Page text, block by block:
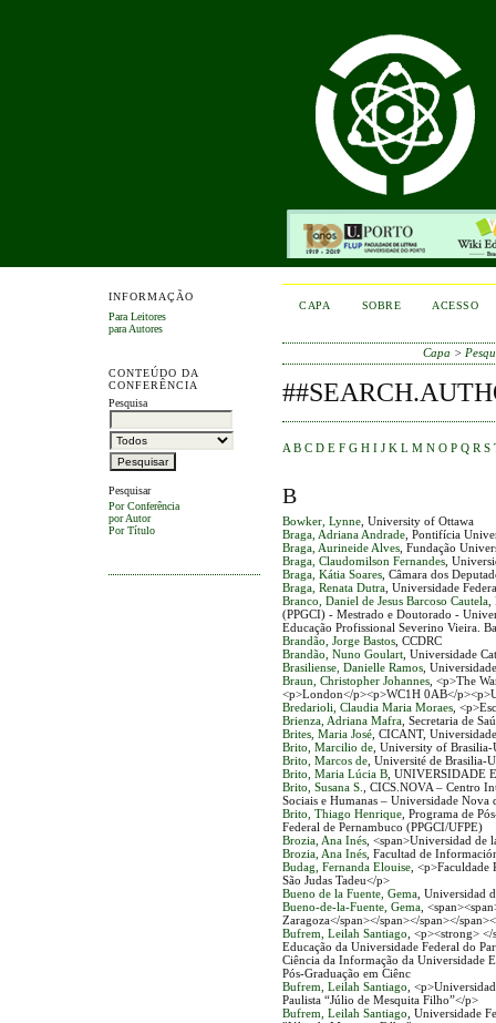
INFORMAÇÃO
Para Leitores
para Autores
CONTEÚDO DA
CONFERÊNCIA
Pesquisa
Pesquisar
Por Conferência
por Autor
Por Título
CAPA SOBRE
ACESSO
Capa >
A B C D E F G H I J K L M N O P Q R S
B
Bowker, Lynne, University of Ottawa
Braga, Adriana Andrade, Pontifícia
Braga, Aurineide Alves, Fundação
Braga, Claudomilson Fernandes,
Braga, Kátia Soares, Câmara dos
Braga, Renata Dutra, Universidade
Branco, Daniel de Jesus Barcoso Cautela,
(PPGCI) - Mestrado e Doutorado -
Educação Profissional Severino Vieira.
Brandão, Jorge Bastos, CCDRC
Brandão, Nuno Goulart, Universidade
Brasiliense, Danielle Ramos,
Braun, Christopher Johannes, <p>The
<p>London</p><p>WC1H 0AB</
Bredarioli, Claudia Maria Moraes,
Brienza, Adriana Mafra, Secretaria de
Brites, Maria José, CICANT,
Brito, Marcilio de, University of Brasilia-
Brito, Marcos de, Université de Brasilia-
Brito, Maria Lúcia B, UNIVERSIDADE
Brito, Susana S.
, CICS.NOVA – Centro
Sociais e Humanas – Universidade Nova
Brito, Thiago Henrique, Programa de
Federal de Pernambuco (PPGCI/UFPE)
Brozia, Ana Inés, <span>Universidad de
Brozia, Ana Inés, Facultad de
Budag, Fernanda Elouise, <p>Faculdade
São Judas Tadeu</p>
Bueno de la Fuente, Gema, Universidad
Bueno-de-la-Fuente, Gema,
Zaragoza</span></span></span></
Bufrem, Leilah Santiago , <p><strong>
Educação da Universidade Federal do
Ciência da Informação da Universidade
Pós-Graduação em Ciênc
Bufrem, Leilah Santiago ,
Paulista “Júlio de Mesquita Filho”</p>
Bufrem, Leilah Santiago , Universidade